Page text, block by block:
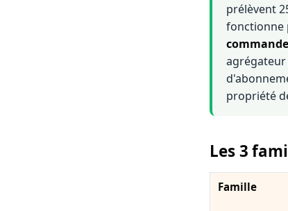
prélèvent
fonctionne
commande
agrégateur
propriété
Les 3
Famille